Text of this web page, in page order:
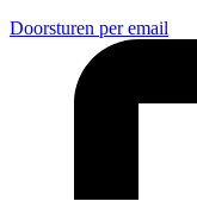
Doorsturen per email